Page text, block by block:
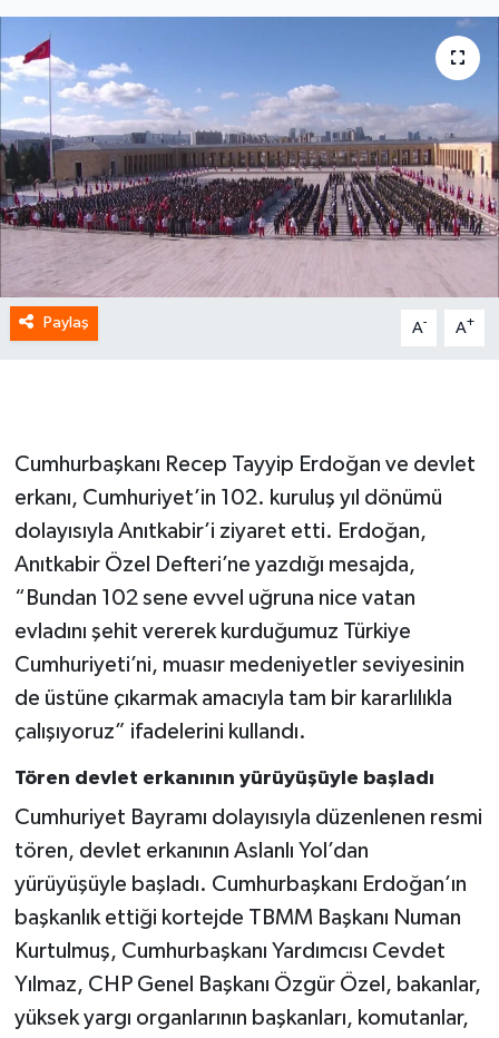
Paylaş A- A+
Cumhurbaşkanı Recep Tayyip Erdoğan ve devlet
erkanı, Cumhuriyet’in 102. kuruluş yıl dönümü
dolayısıyla Anıtkabir’i ziyaret etti. Erdoğan,
Anıtkabir Özel Defteri’ne yazdığı mesajda,
“Bundan 102 sene evvel uğruna nice vatan
evladını şehit vererek kurduğumuz Türkiye
Cumhuriyeti’ni, muasır medeniyetler seviyesinin
de üstüne çıkarmak amacıyla tam bir kararlılıkla
çalışıyoruz” ifadelerini kullandı.
Tören devlet erkanının yürüyüşüyle başladı
Cumhuriyet Bayramı dolayısıyla düzenlenen resmi
tören, devlet erkanının Aslanlı Yol’dan
yürüyüşüyle başladı. Cumhurbaşkanı Erdoğan’ın
başkanlık ettiği kortejde TBMM Başkanı Numan
Kurtulmuş, Cumhurbaşkanı Yardımcısı Cevdet
Yılmaz, CHP Genel Başkanı Özgür Özel, bakanlar,
yüksek yargı organlarının başkanları, komutanlar,